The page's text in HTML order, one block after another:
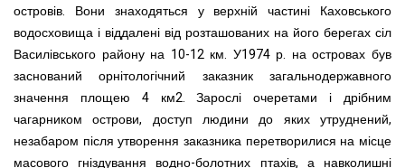
островів. Вони знаходяться у верхній частині Каховського
водосховища і віддалені від розташованих на його берегах сіл
Василівського району на 10-12 км. У1974 р. на островах був
заснований орнітологічний заказник загальнодержавного
значення площею 4 км2. Зарослі очеретами і дрібним
чагарником острови, доступ людини до яких утруднений,
незабаром після утворення заказника перетворилися на місце
масового гніздування водно-болотних птахів, а навколишні